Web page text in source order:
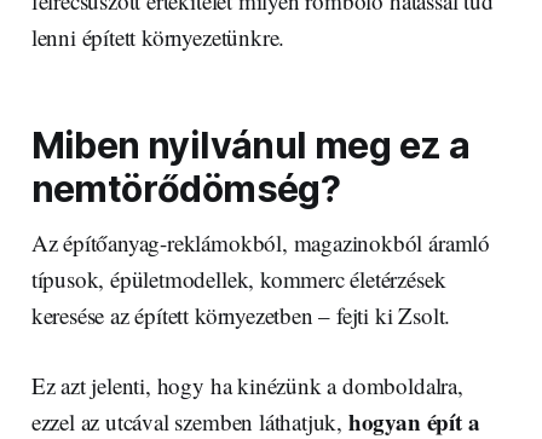
lenni épített környezetünkre.
Miben nyilvánul meg ez a
nemtörődömség?
Az építőanyag-reklámokból, magazinokból áramló
típusok, épületmodellek, kommerc életérzések
keresése az épített környezetben – fejti ki Zsolt.
Ez azt jelenti, hogy ha kinézünk a domboldalra,
ezzel az utcával szemben láthatjuk, hogyan épít a